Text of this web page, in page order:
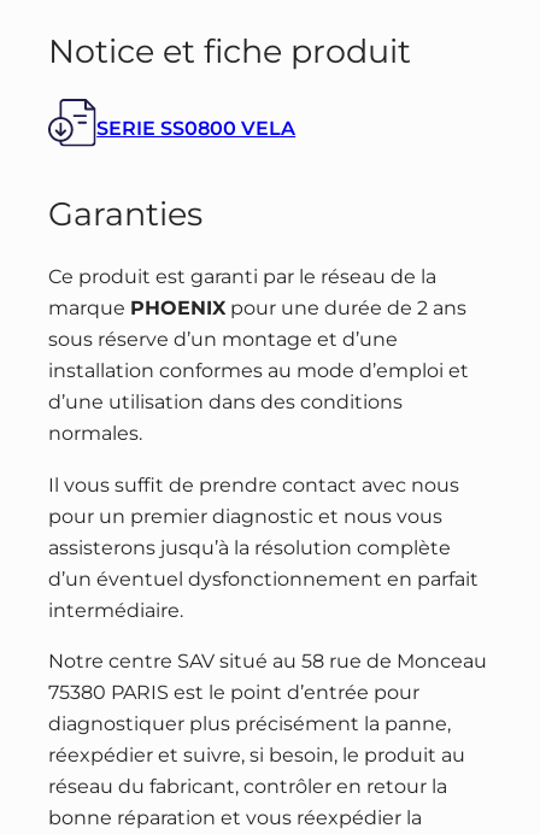
Notice et fiche produit
SERIE SS0800 VELA
Garanties
Ce produit est garanti par le réseau de la
marque PHOENIXpour une durée de 2 ans
sous réserve d’un montage et d’une
installation conformes au mode d’emploi et
d’une utilisation dans des conditions
normales.
Il vous suffit de prendre contact avec nous
pour un premier diagnostic et nous vous
assisterons jusqu’à la résolution complète
d’un éventuel dysfonctionnement en parfait
intermédiaire.
Notre centre SAV situé au 58 rue de Monceau
75380 PARIS est le point d’entrée pour
diagnostiquer plus précisément la panne,
réexpédier et suivre, si besoin, le produit au
réseau du fabricant, contrôler en retour la
bonne réparation et vous réexpédier la